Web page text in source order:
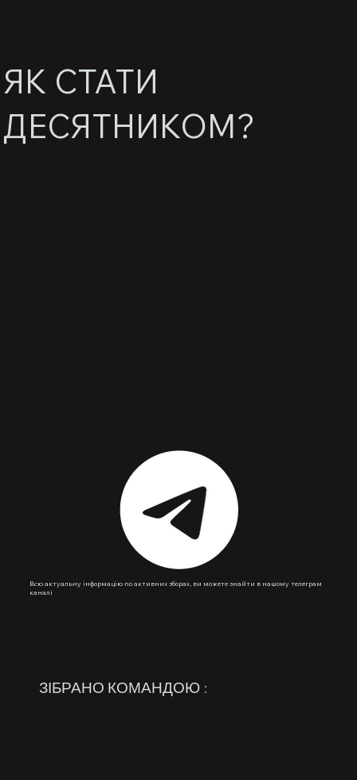
ЯК СТАТИ
ДЕСЯТНИКОМ?
ЗІБРАНО КОМАНДОЮ :
Всю актуальну інформацію по активних зборах, ви можете знайти в нашому телеграм
каналі